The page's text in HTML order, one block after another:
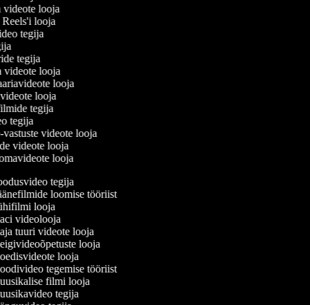
videote looja
Reels'i looja
tegija
tegija
videote looja
looja
looja
tegija
tegija
vastuste videote looja
videote looja
looja
tegija
loomise tööriist
looja
videolooja
tuuri videote looja
looja
looja
tegemise tööriist
filmi looja
tegija